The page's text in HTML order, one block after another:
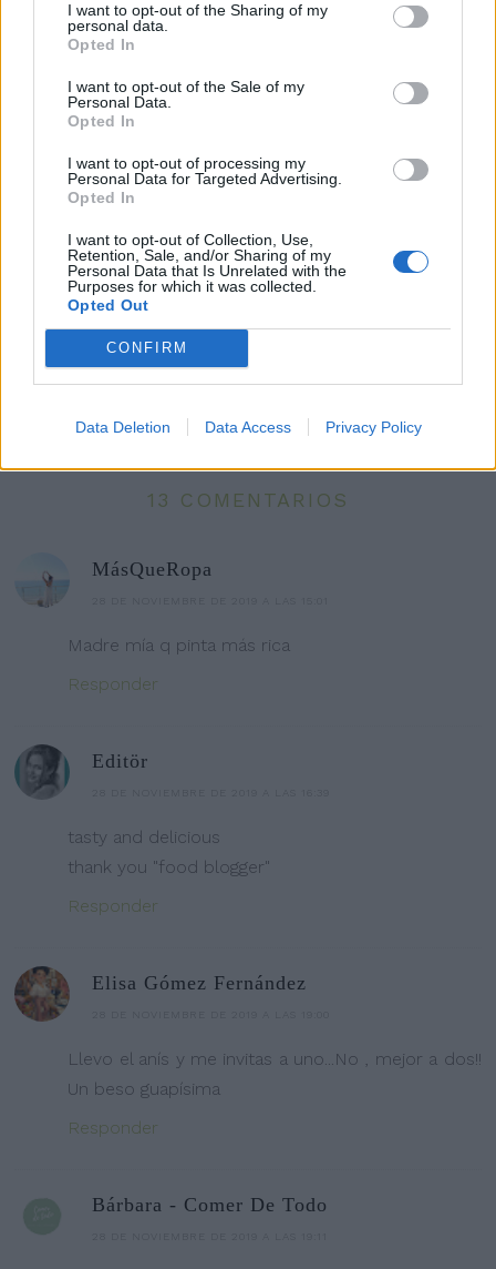
I want to opt-out of the Sharing of my
personal data.
Opted In
I want to opt-out of the Sale of my
Personal Data.
Opted In
I want to opt-out of processing my
Personal Data for Targeted Advertising.
Opted In
I want to opt-out of Collection, Use,
Retention, Sale, and/or Sharing of my
Personal Data that Is Unrelated with the
Purposes for which it was collected.
Opted Out
CONFIRM
Data Deletion Data Access Privacy Policy
13 COMENTARIOS
MásQueRopa
Madre mía q pinta más rica
Responder
Editör
tasty and delicious
thank you "food blogger"
Responder
Elisa Gómez Fernández
Llevo el anís y me invitas a uno...No , mejor a dos!!
Un beso guapísima
Responder
Bárbara - Comer De Todo